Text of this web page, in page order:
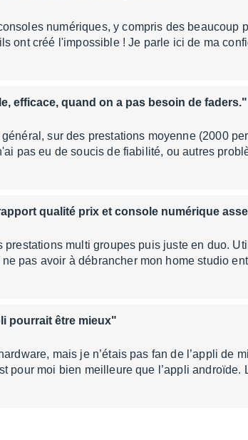
numériques, y compris des beaucoup
ont créé l'impossible ! Je parle ici de ma
efficace, quand on a pas besoin de faders."
sur des prestations moyenne (2000
pas eu de soucis de fiabilité, ou autres
qualité prix et console numérique
multi groupes puis juste en duo.
pas avoir à débrancher mon home studio
pourrait être mieux"
mais je n’étais pas fan de l’appli de
pour moi bien meilleure que l’appli androïde.